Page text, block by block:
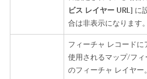
ビス レイヤー URL] に
合は非表示になります。
フィーチャ レコードに
使用されるマップ/フィ
のフィーチャ レイヤー。